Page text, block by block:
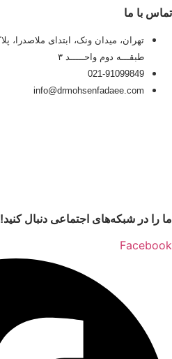
تماس با ما
طبقـــه دوم واحـــــد ۳
021-91099849
info@drmohsenfadaee.com
ما را در شبکه‌های اجتماعی دنبال کنید!
Facebook